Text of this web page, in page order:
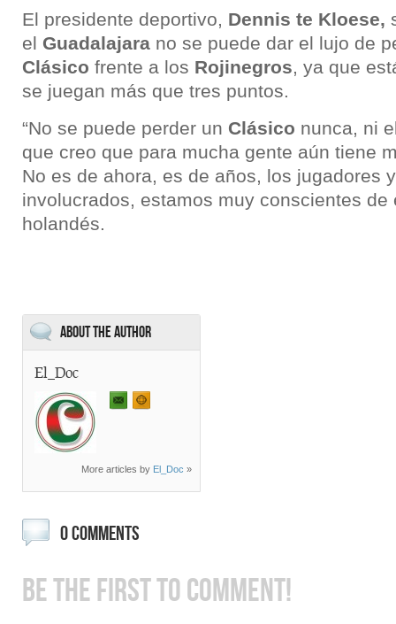
El presidente deportivo, Dennis te Kloese,
el Guadalajara no se puede dar el lujo de
Clásico frente a los Rojinegros, ya que
se juegan más que tres puntos.
“No se puede perder un Clásico nunca, ni
que creo que para mucha gente aún tiene
No es de ahora, es de años, los jugadores
involucrados, estamos muy conscientes de
holandés.
About the Author
El_Doc
More articles by El_Doc »
0 COMMENTS
BE THE FIRST TO COMMENT!